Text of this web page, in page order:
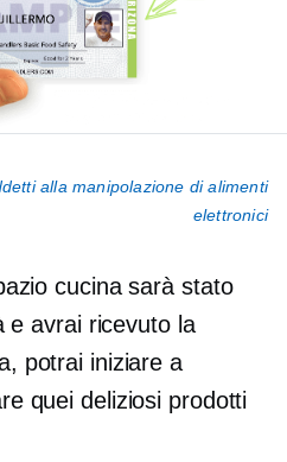
alla manipolazione di alimenti
elettronici
cucina sarà stato
e avrai ricevuto la
potrai iniziare a
quei deliziosi prodotti